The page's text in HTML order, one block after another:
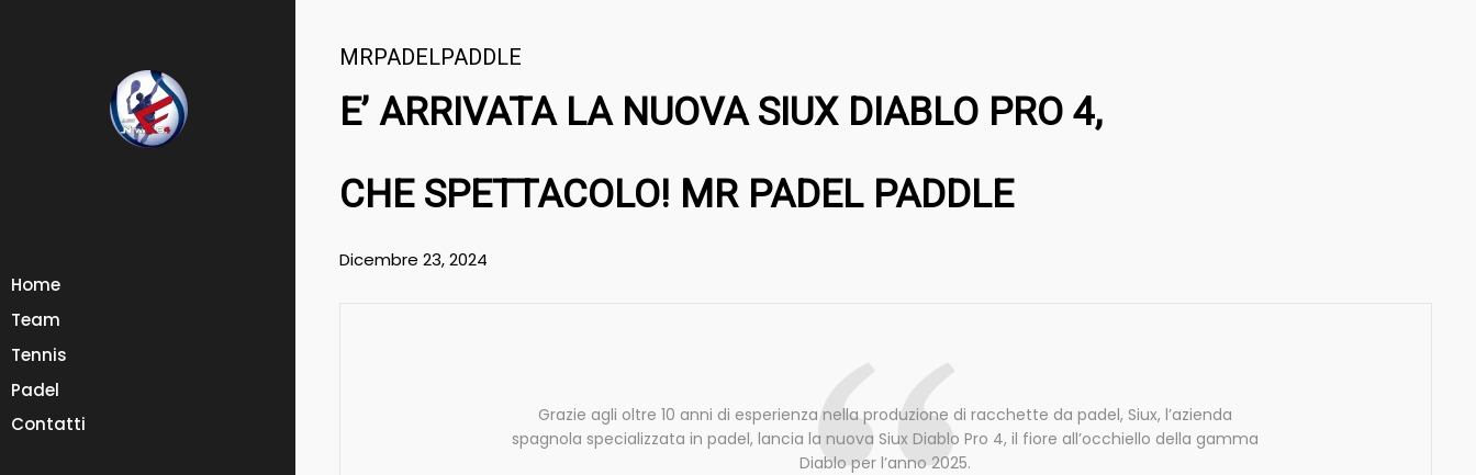
Home
Team
Tennis
Padel
Contatti
MRPADELPADDLE
E’ ARRIVATA LA NUOVA SIUX DIABLO PRO 4,
CHE SPETTACOLO! MR PADEL PADDLE
Dicembre 23, 2024
Grazie agli oltre 10 anni di esperienza nella produzione di racchette da padel, Siux, l’azienda
spagnola specializzata in padel, lancia la nuova Siux Diablo Pro 4, il fiore all’occhiello della gamma
Diablo per l’anno 2025.